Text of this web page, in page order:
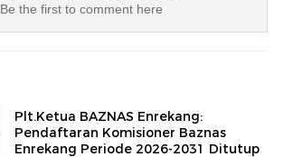
Be the first to comment here
Plt.Ketua BAZNAS Enrekang:
Pendaftaran Komisioner Baznas
Enrekang Periode 2026-2031 Ditutup